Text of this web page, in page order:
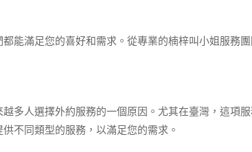
能滿足您的喜好和需求。從專業的楠梓叫小姐服務
多人選擇外約服務的一個原因。尤其在臺灣，這項
不同類型的服務，以滿足您的需求。